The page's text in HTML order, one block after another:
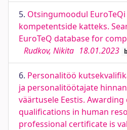
5. Otsingumoodul
kompetentside katteks.
EuroTeQ database for
Rudkov, Nikita 18.01.2023
6. Personalitöö
ja personalitöötajate
väärtusele Eestis.
qualifications in human
professional certificate is